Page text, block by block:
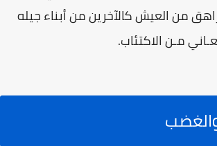
من العيش كالآخرين من أبناء جيله
مـن الاكتئاب.